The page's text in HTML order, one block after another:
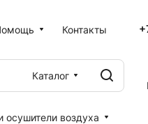
Контакты
Каталог
осушители воздуха